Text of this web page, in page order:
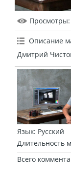
Просмотры
Описание
Дмитрий
Язык: Русский
Длительность
Всего